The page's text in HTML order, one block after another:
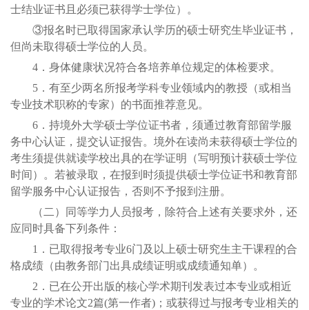
士结业证书且必须已获得学士学位）。
③报名时已取得国家承认学历的硕士研究生毕业证书，
但尚未取得硕士学位的人员。
4．身体健康状况符合各培养单位规定的体检要求。
5．有至少两名所报考学科专业领域内的教授（或相当
专业技术职称的专家）的书面推荐意见。
6．持境外大学硕士学位证书者，须通过教育部留学服
务中心认证，提交认证报告。境外在读尚未获得硕士学位的
考生须提供就读学校出具的在学证明（写明预计获硕士学位
时间）。若被录取，在报到时须提供硕士学位证书和教育部
留学服务中心认证报告，否则不予报到注册。
（二）同等学力人员报考，除符合上述有关要求外，还
应同时具备下列条件：
1．已取得报考专业6门及以上硕士研究生主干课程的合
格成绩（由教务部门出具成绩证明或成绩通知单）。
2．已在公开出版的核心学术期刊发表过本专业或相近
专业的学术论文2篇(第一作者)；或获得过与报考专业相关的